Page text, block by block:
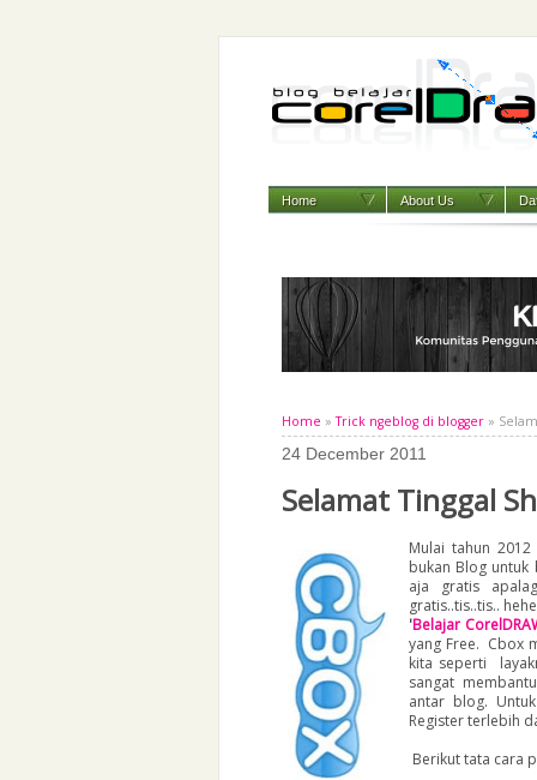
Home About Us
Home »Trick ngeblog di blogger »
24 December 2011
Selamat Tinggal
Mulai tahun
bukan Blog untuk
aja gratis
gratis..tis..tis..
'Belajar
yang Free. Cbox
kita seperti
sangat
antar blog.
Register terlebih
Berikut tata cara